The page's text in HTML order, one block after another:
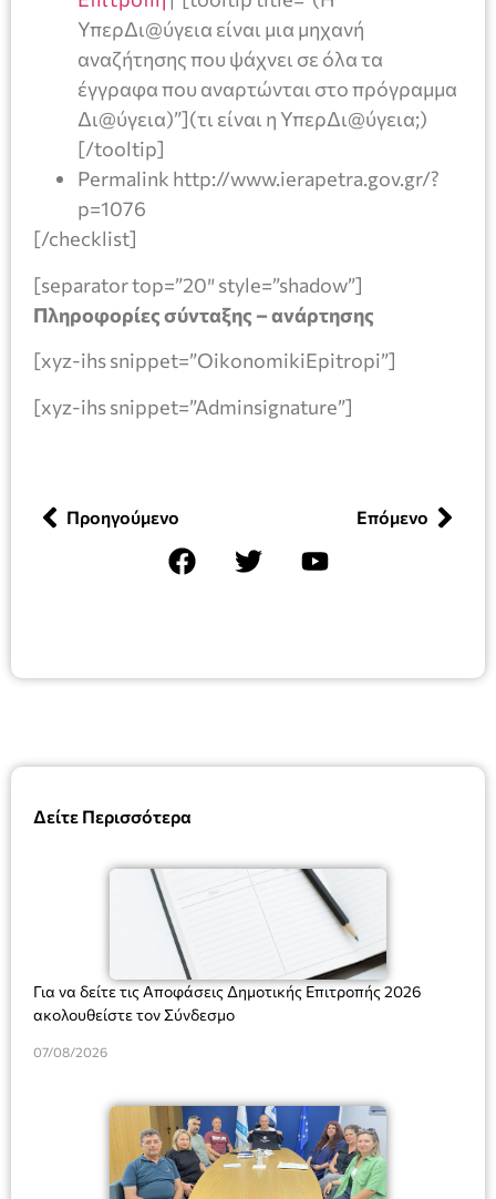
Δείτε Περισσότερα
Για να δείτε τις Αποφάσεις Δημοτικής Επιτροπής 2026
ακολουθείστε τον Σύνδεσμο
07/08/2026
ΥπερΔι@ύγεια είναι μια μηχανή
αναζήτησης που ψάχνει σε όλα τα
έγγραφα που αναρτώνται στο πρόγραμμα
Δι@ύγεια)”](τι είναι η ΥπερΔι@ύγεια;)
[/tooltip]
Permalink http://www.ierapetra.gov.gr/?
p=1076
[/checklist]
[separator top=”20″ style=”shadow”]
Πληροφορίες σύνταξης – ανάρτησης
[xyz-ihs snippet=”OikonomikiEpitropi”]
[xyz-ihs snippet=”Adminsignature”]
Προηγούμενο Επόμενο